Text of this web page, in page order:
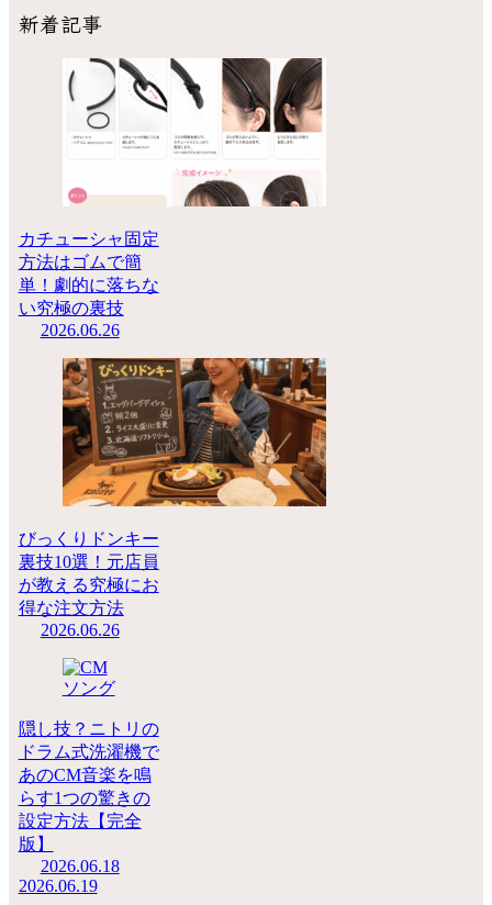
新着記事
カチューシャ固定
方法はゴムで簡
単！劇的に落ちな
い究極の裏技
2026.06.26
びっくりドンキー
裏技10選！元店員
が教える究極にお
得な注文方法
2026.06.26
隠し技？ニトリの
ドラム式洗濯機で
あのCM音楽を鳴
らす1つの驚きの
設定方法【完全
版】
2026.06.18
2026.06.19